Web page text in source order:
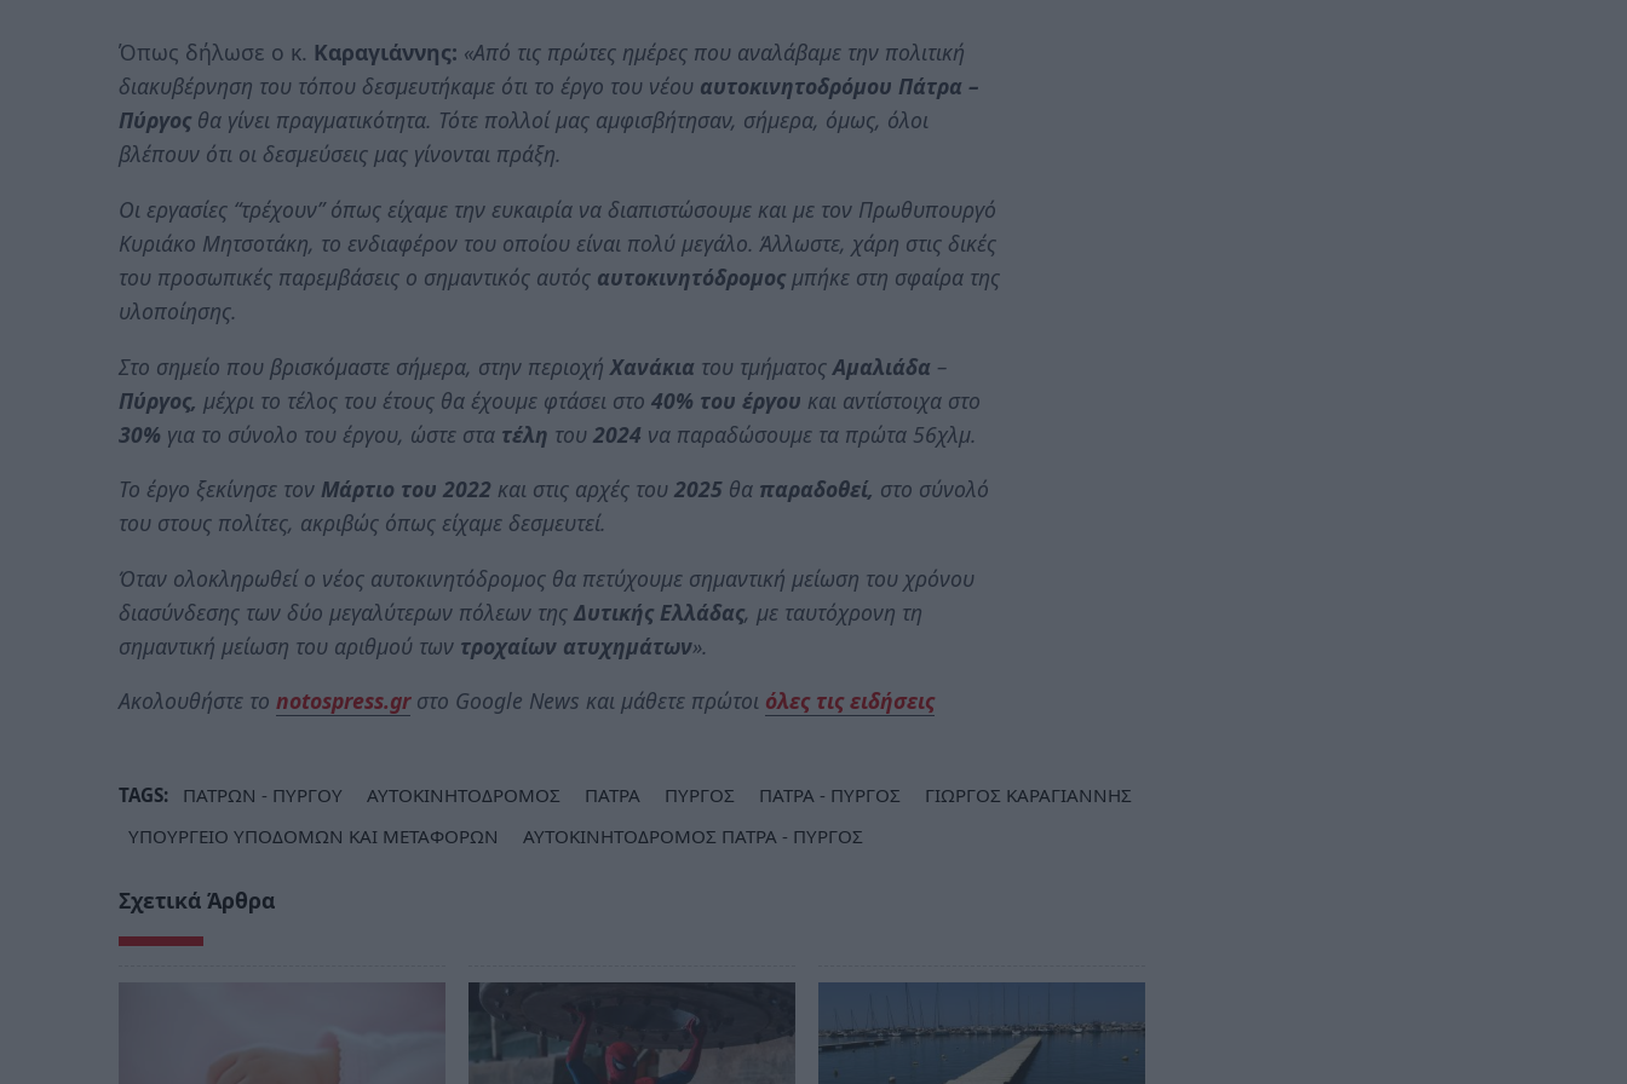
Όπως δήλωσε ο κ. Καραγιάννης: «Από τις πρώτες ημέρες που αναλάβαμε την πολιτική
διακυβέρνηση του τόπου δεσμευτήκαμε ότι το έργο του νέου αυτοκινητοδρόμου Πάτρα –
Πύργος θα γίνει πραγματικότητα. Τότε πολλοί μας αμφισβήτησαν, σήμερα, όμως, όλοι
βλέπουν ότι οι δεσμεύσεις μας γίνονται πράξη.
Οι εργασίες “τρέχουν” όπως είχαμε την ευκαιρία να διαπιστώσουμε και με τον Πρωθυπουργό
Κυριάκο Μητσοτάκη, το ενδιαφέρον του οποίου είναι πολύ μεγάλο. Άλλωστε, χάρη στις δικές
του προσωπικές παρεμβάσεις ο σημαντικός αυτός αυτοκινητόδρομος μπήκε στη σφαίρα της
υλοποίησης.
Στο σημείο που βρισκόμαστε σήμερα, στην περιοχή Χανάκια του τμήματος Αμαλιάδα –
Πύργος, μέχρι το τέλος του έτους θα έχουμε φτάσει στο 40% του έργου και αντίστοιχα στο
30% για το σύνολο του έργου, ώστε στα τέλη του 2024 να παραδώσουμε τα πρώτα 56χλμ.
Το έργο ξεκίνησε τον Μάρτιο του 2022 και στις αρχές του 2025 θα παραδοθεί, στο σύνολό
του στους πολίτες, ακριβώς όπως είχαμε δεσμευτεί.
Όταν ολοκληρωθεί ο νέος αυτοκινητόδρομος θα πετύχουμε σημαντική μείωση του χρόνου
διασύνδεσης των δύο μεγαλύτερων πόλεων της Δυτικής Ελλάδας, με ταυτόχρονη τη
σημαντική μείωση του αριθμού των τροχαίων ατυχημάτων».
Ακολουθήστε το notospress.grστο Google News και μάθετε πρώτοι όλες τις ειδήσεις
TAGS: ΠΑΤΡΩΝ - ΠΥΡΓΟΥ ΑΥΤΟΚΙΝΗΤΟΔΡΟΜΟΣ ΠΑΤΡΑ ΠΥΡΓΟΣ ΠΑΤΡΑ - ΠΥΡΓΟΣ
ΓΙΩΡΓΟΣ ΚΑΡΑΓΙΑΝΝΗΣ
ΥΠΟΥΡΓΕΙΟ ΥΠΟΔΟΜΩΝ ΚΑΙ ΜΕΤΑΦΟΡΩΝ
ΑΥΤΟΚΙΝΗΤΟΔΡΟΜΟΣ ΠΑΤΡΑ - ΠΥΡΓΟΣ
Σχετικά Άρθρα